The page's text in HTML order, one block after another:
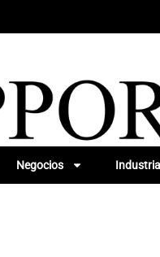
Negocios Industria